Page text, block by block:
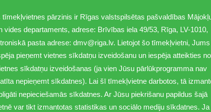
tīmekļvietnes pārzinis ir Rīgas valstspilsētas pašvaldības
vides departaments, adrese: Brīvības iela 49/53, Rīga, LV-1010,
pasta adrese: dmv@riga.lv. Lietojot šo tīmekļvietni, Jums
pieņemt vietnes sīkdatņu izveidošanu un iespēja atteikties no
sīkdatņu izveidošanas (ja vien Jūsu pārlūkprogramma nav
nepieņemt sīkdatnes). Lai šī tīmekļvietne darbotos, tā
nepieciešamās sīkdatnes. Ar Jūsu piekrišanu papildus šajā
var tikt izmantotas statistikas un sociālo mediju sīkdatnes. Ja